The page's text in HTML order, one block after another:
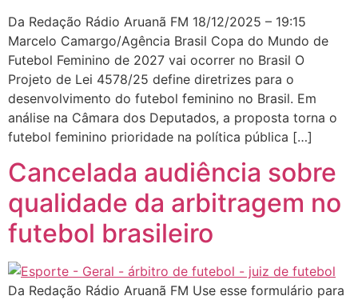
Da Redação Rádio Aruanã FM 18/12/2025 – 19:15
Marcelo Camargo/Agência Brasil Copa do Mundo de
Futebol Feminino de 2027 vai ocorrer no Brasil O
Projeto de Lei 4578/25 define diretrizes para o
desenvolvimento do futebol feminino no Brasil. Em
análise na Câmara dos Deputados, a proposta torna o
futebol feminino prioridade na política pública […]
Cancelada audiência sobre
qualidade da arbitragem no
futebol brasileiro
Da Redação Rádio Aruanã FM Use esse formulário para